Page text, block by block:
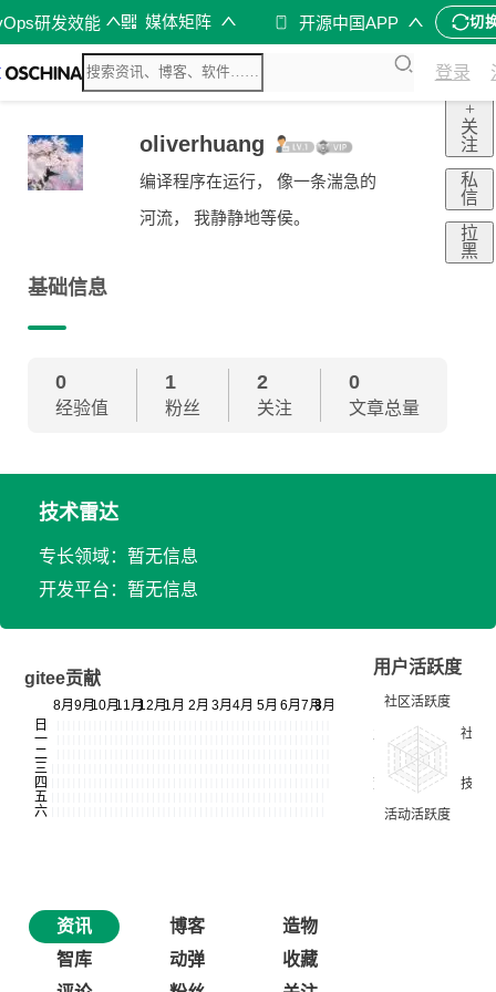
研发效能 媒体矩阵 开源中国APP 切
登录
oliverhuang
编译程序在运行， 像一条湍急的
河流， 我静静地等侯。
+
关
注
私
信
拉
黑
基础信息
0
经验值
1
粉丝
2
关注
0
文章总量
技术雷达
专长领域：暂无信息
开发平台：暂无信息
gitee贡献
用户活跃度
资讯 博客
造物
智库
动弹
收藏